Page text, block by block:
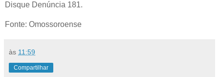
Disque Denúncia 181.
Fonte: Omossoroense
às 11:59
Compartilhar